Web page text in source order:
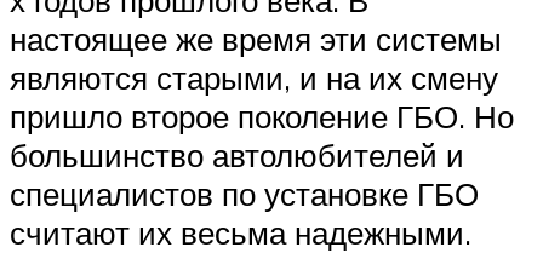
настоящее же время эти системы
являются старыми, и на их смену
пришло второе поколение ГБО. Но
большинство автолюбителей и
специалистов по установке ГБО
считают их весьма надежными.